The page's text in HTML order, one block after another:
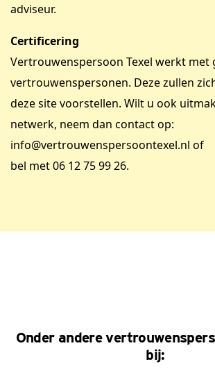
adviseur.
Certificering
Vertrouwenspersoon Texel werkt met
vertrouwenspersonen. Deze zullen
deze site voorstellen. Wilt u ook
netwerk, neem dan contact op:
info@vertrouwenspersoontexel.nl of
bel met06 12 75 99 26.
Onder andere
bij: